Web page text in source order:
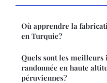
Où apprendre la
en Turquie?
Quels sont les
randonnée en haute
péruviennes?